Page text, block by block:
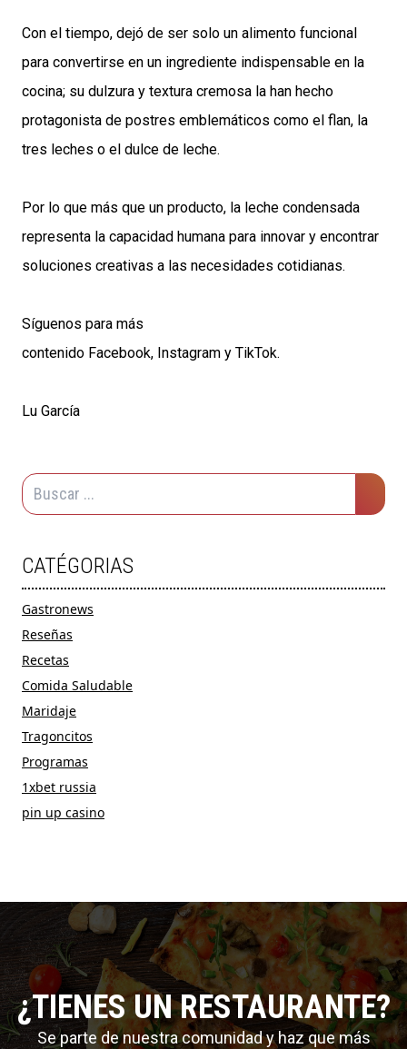
Con el tiempo, dejó de ser solo un alimento funcional
para convertirse en un ingrediente indispensable en la
cocina; su dulzura y textura cremosa la han hecho
protagonista de postres emblemáticos como el flan, la
tres leches o el dulce de leche.
Por lo que más que un producto, la leche condensada
representa la capacidad humana para innovar y encontrar
soluciones creativas a las necesidades cotidianas.
Síguenos para más
contenido Facebook, Instagram y TikTok.
Lu García
CATÉGORIAS
Gastronews
Reseñas
Recetas
Comida Saludable
Maridaje
Tragoncitos
Programas
1xbet russia
pin up casino
¿TIENES UN RESTAURANTE?
Se parte de nuestra comunidad y haz que más